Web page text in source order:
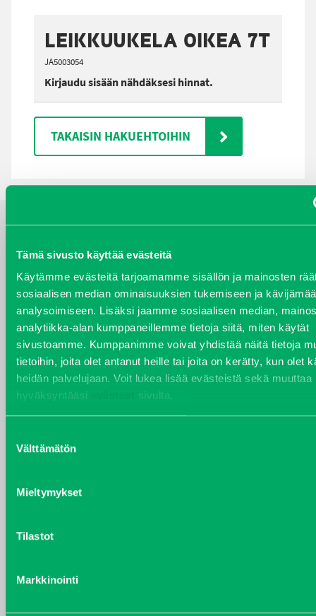
Tämä sivusto käyttää evästeitä
Käytämme evästeitä tarjoamamme sisällön ja mainosten
sosiaalisen median ominaisuuksien tukemiseen ja
analysoimiseen. Lisäksi jaamme sosiaalisen median,
analytiikka-alan kumppaneillemme tietoja siitä, miten käytät
sivustoamme. Kumppanimme voivat yhdistää näitä tietoja
tietoihin, joita olet antanut heille tai joita on kerätty, kun olet
heidän palvelujaan. Voit lukea lisää evästeistä sekä muuttaa
hyväksyntääsi
sivulta.
valinta
Välttämätön
Mieltymykset
Tilastot
Markkinointi
LEIKKUUKELA OIKEA 7T
JA5003054
Kirjaudu sisään nähdäksesi hinnat.
TAKAISIN HAKUEHTOIHIN
YHTEYSTIEDOT
VARAOSAT
Varaosat
Puh 020 7458 686
varaosat@j-trading.fi